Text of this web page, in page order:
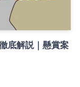
底解説｜懸賞案